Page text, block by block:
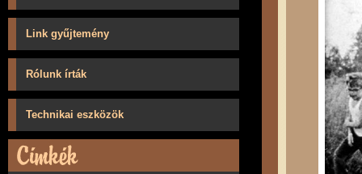
Link gyűjtemény
Rólunk írták
Technikai eszközök